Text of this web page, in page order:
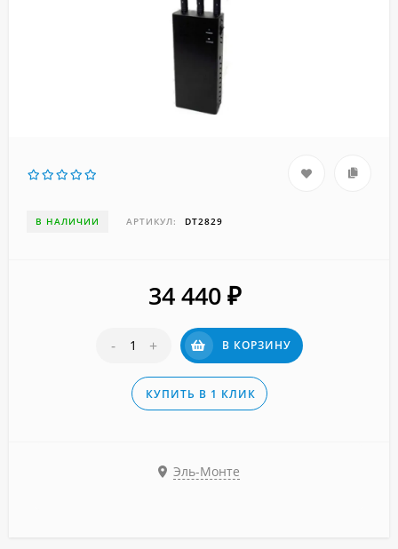
В НАЛИЧИИ АРТИКУЛ: DT2829
34 440 ₽
- + В КОРЗИНУ
КУПИТЬ В 1 КЛИК
Эль-Монте